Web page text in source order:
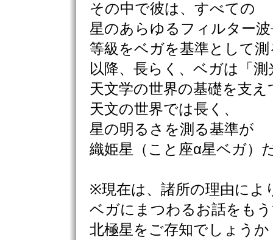
その中で彼は、すべての
星のあらゆるフィルター
等級をベガを基準として
以降、長らく、ベガは「
天文学の世界の基礎を支
天文の世界では長く、
星の明るさを測る基準が
織姫星（こと座α星ベガ）
※現在は、諸所の理由によ
ベガにまつわるお話をも
北極星をご存知でしょうか